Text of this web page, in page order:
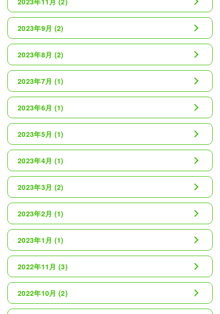
2023年9月 (2)
2023年8月 (2)
2023年7月 (1)
2023年6月 (1)
2023年5月 (1)
2023年4月 (1)
2023年3月 (2)
2023年2月 (1)
2023年1月 (1)
2022年11月 (3)
2022年10月 (2)